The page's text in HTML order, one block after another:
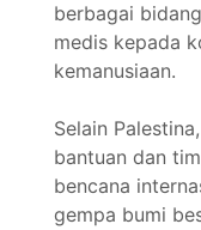
berbagai
medis kepada
kemanusiaan.
Selain
bantuan dan
bencana
gempa bumi